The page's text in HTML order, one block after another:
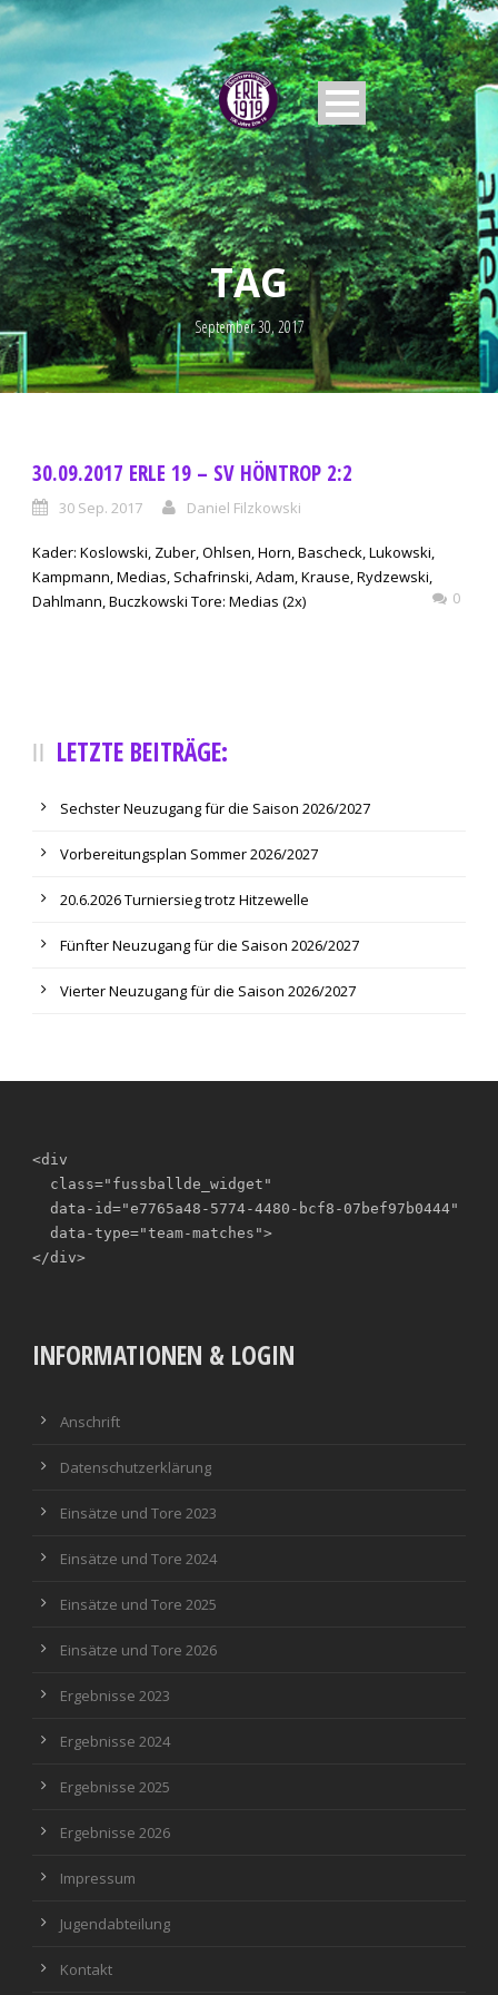
TAG
September 30, 2017
30.09.2017 ERLE 19 – SV HÖNTROP 2:2
30 Sep. 2017 Daniel Filzkowski
Kader: Koslowski, Zuber, Ohlsen, Horn, Bascheck, Lukowski,
Kampmann, Medias, Schafrinski, Adam, Krause, Rydzewski,
Dahlmann, Buczkowski Tore: Medias (2x)
0
LETZTE BEITRÄGE:
Sechster Neuzugang für die Saison 2026/2027
Vorbereitungsplan Sommer 2026/2027
20.6.2026 Turniersieg trotz Hitzewelle
Fünfter Neuzugang für die Saison 2026/2027
Vierter Neuzugang für die Saison 2026/2027
<div
</div>
INFORMATIONEN & LOGIN
Anschrift
Datenschutzerklärung
Einsätze und Tore 2023
Einsätze und Tore 2024
Einsätze und Tore 2025
Einsätze und Tore 2026
Ergebnisse 2023
Ergebnisse 2024
Ergebnisse 2025
Ergebnisse 2026
Impressum
Jugendabteilung
Kontakt